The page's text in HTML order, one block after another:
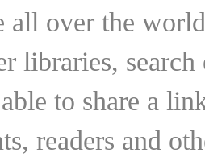
all over the
libraries,
to share a
readers and